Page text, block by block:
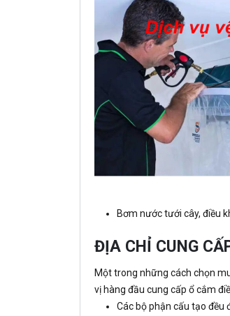
Bơm nước tưới cây, điều
ĐỊA CHỈ CUNG
Một trong những cách chọn
vị hàng đầu cung cấp ổ cắm
Các bộ phận cấu tạo đều